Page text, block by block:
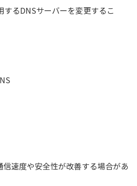
するDNSサーバーを変更するこ
速度や安全性が改善する場合があ